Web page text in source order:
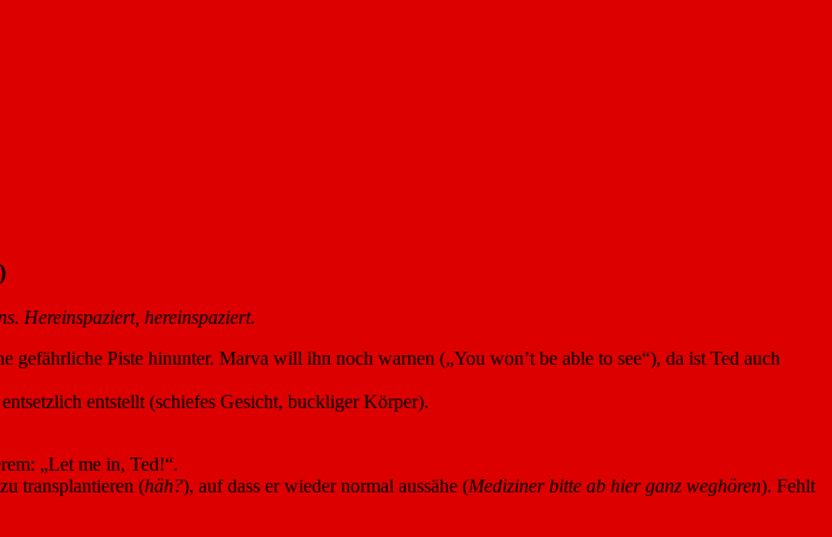
Hereinspaziert, hereinspaziert.
Piste hinunter. Marva will ihn noch warnen („You won’t be able to see“), da ist Ted auch
entstellt (schiefes Gesicht, buckliger Körper).
„Let me in, Ted!“.
transplantieren (häh?), auf dass er wieder normal aussähe (Mediziner bitte ab hier ganz weghören). Fehlt